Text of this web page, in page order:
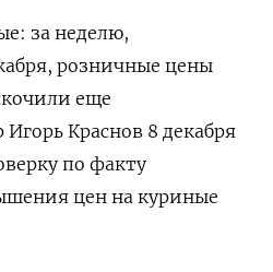
за неделю,
розничные цены
еще
Игорь Краснов 8 декабря
по факту
цен на куриные